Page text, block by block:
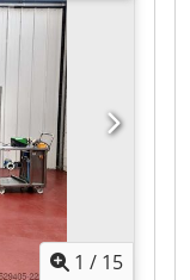
Drehzahl:
Schrank
0-80°C
145
(nicht
1 / 15